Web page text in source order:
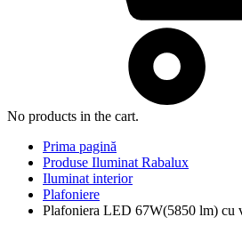
No products in the cart.
Prima pagină
Produse Iluminat Rabalux
Iluminat interior
Plafoniere
Plafoniera LED 67W(5850 lm) cu